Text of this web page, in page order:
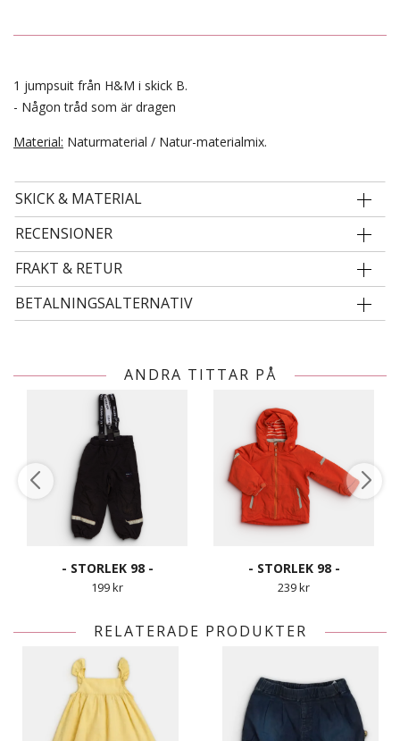
1 jumpsuit från H&M i skick B.
- Någon tråd som är dragen
Material: Naturmaterial / Natur-materialmix.
SKICK & MATERIAL
RECENSIONER
FRAKT & RETUR
BETALNINGSALTERNATIV
ANDRA TITTAR PÅ
- STORLEK 98 -
199 kr
- STORLEK 98 -
239 kr
RELATERADE PRODUKTER